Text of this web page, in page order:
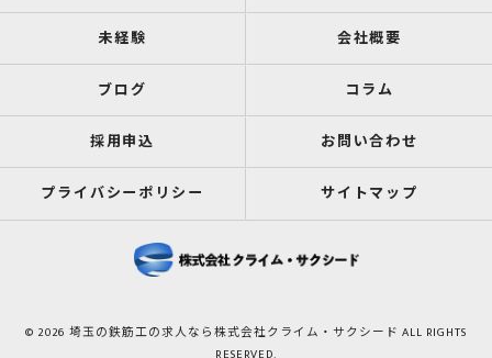
未経験 会社概要
ブログ コラム
採用申込 お問い合わせ
プライバシーポリシー サイトマップ
© 2026 埼玉の鉄筋工の求人なら株式会社クライム・サクシード ALL RIGHTS